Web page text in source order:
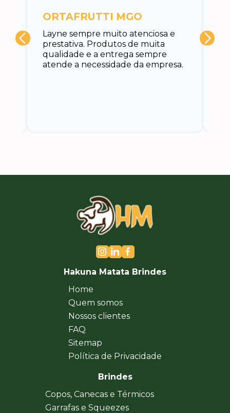
Layne sempre muito atenciosa e
prestativa. Produtos de muita
qualidade e a entrega sempre
atende a necessidade da empresa.
ORTAFRUTTI MGO
Hakuna Matata Brindes
Home
Quem somos
Nossos clientes
FAQ
Sitemap
Política de Privacidade
Brindes
Copos, Canecas e Térmicos
Garrafas e Squeezes